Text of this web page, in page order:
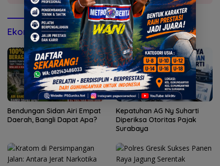
Ekonomi & Bisnis
Bendungan Sidan Airi Empat
Daerah, Bangli Dapat Apa?
Kepatuhan AG Ny Suharti
Diperiksa Otoritas Pajak
Surabaya